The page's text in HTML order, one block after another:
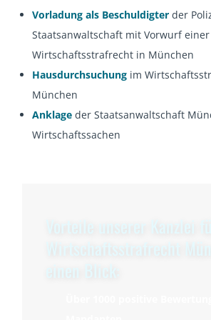
Vorladung als Beschuldigter der
Staatsanwaltschaft mit Vorwurf
Wirtschaftsstrafrecht in München
Hausdurchsuchung im
München
Anklage der Staatsanwaltschaft
Wirtschaftssachen